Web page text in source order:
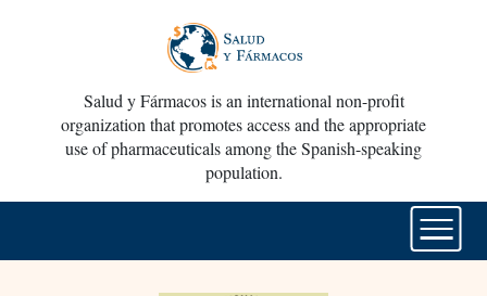
Salud y Fármacos is an international non-profit
organization that promotes access and the appropriate
use of pharmaceuticals among the Spanish-speaking
population.